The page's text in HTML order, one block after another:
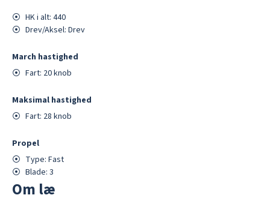
⦿ HK i alt: 440
⦿ Drev/Aksel: Drev
March hastighed
⦿ Fart: 20knob
Maksimal hastighed
⦿ Fart: 28 knob
Propel
⦿ Type: Fast
⦿ Blade: 3
Om læ